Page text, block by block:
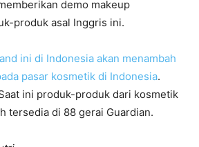
demo makeup
produk asal Inggris ini.
ini di Indonesia akan menambah
pasar kosmetik di Indonesia.
ini produk-produk dari kosmetik
tersedia di 88 gerai Guardian.